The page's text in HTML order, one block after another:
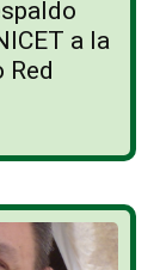
a la
Red